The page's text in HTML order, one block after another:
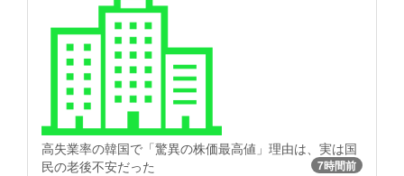
高失業率の韓国で「驚異の株価最高値」理由は、実は国
民の老後不安だった
7時間前